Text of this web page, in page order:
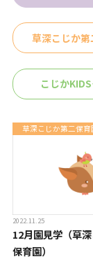
草深こじか第
こじか
草深こじか第二保育
2022.11.25
12月園見学（草
保育園）